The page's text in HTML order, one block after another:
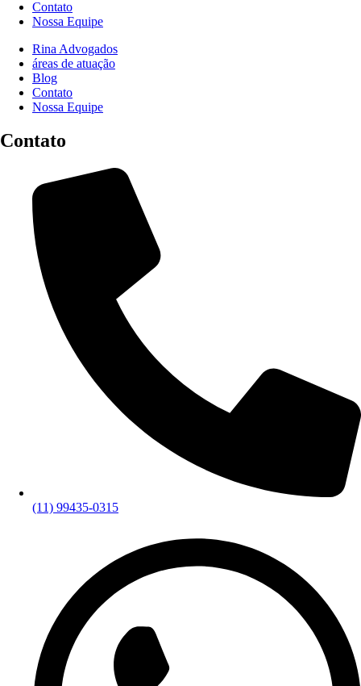
Contato
Nossa Equipe
Rina Advogados
áreas de atuação
Blog
Contato
Nossa Equipe
Contato
(11) 99435-0315